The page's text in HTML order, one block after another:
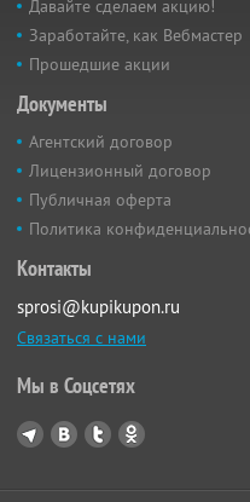
Давайте сделаем акцию!
Заработайте, как Вебмастер
Прошедшие акции
Документы
Агентский договор
Лицензионный договор
Публичная оферта
Политика
Контакты
sprosi@kupikupon.ru
Связаться с нами
Мы в Соцсетях